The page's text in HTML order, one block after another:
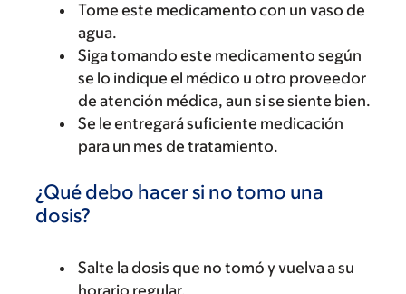
Tome este medicamento con un vaso de
agua.
Siga tomando este medicamento según
se lo indique el médico u otro proveedor
de atención médica, aun si se siente bien.
Se le entregará suficiente medicación
para un mes de tratamiento.
¿Qué debo hacer si no tomo una
dosis?
Salte la dosis que no tomó y vuelva a su
horario regular.